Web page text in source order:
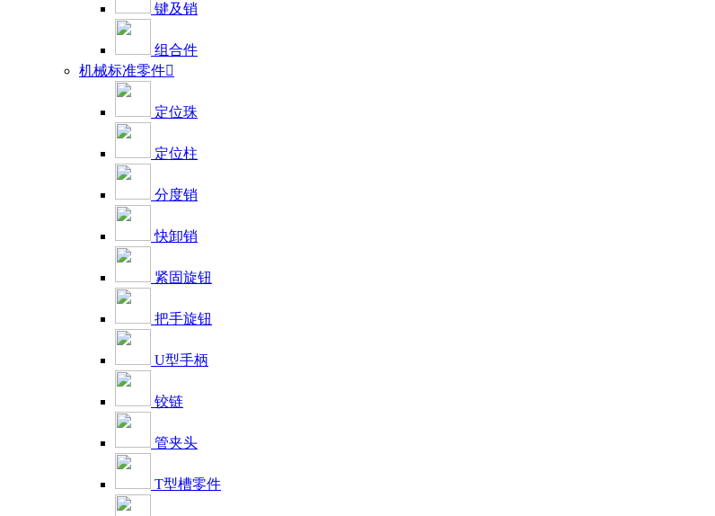
键及销
组合件
机械标准零件
定位珠
定位柱
分度销
快卸销
紧固旋钮
把手旋钮
U型手柄
铰链
管夹头
T型槽零件